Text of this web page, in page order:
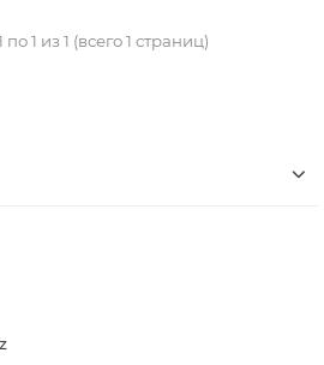
1 из 1 (всего 1 страниц)